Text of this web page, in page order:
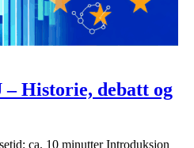
Historie, debatt og
ca. 10 minutter Introduksjon